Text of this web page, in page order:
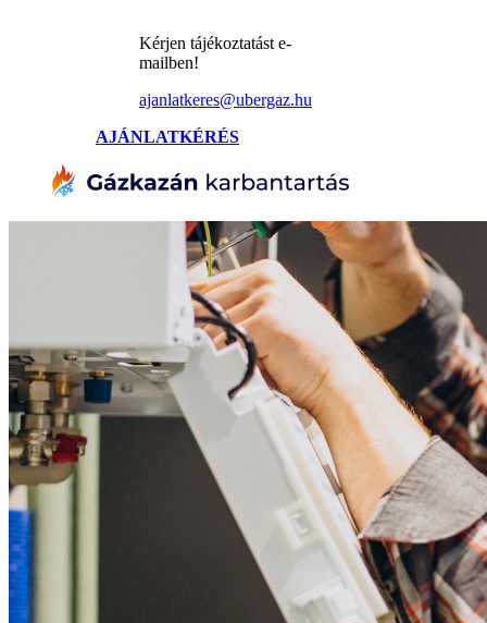
Kérjen tájékoztatást e-
mailben!
ajanlatkeres@ubergaz.hu
AJÁNLATKÉRÉS